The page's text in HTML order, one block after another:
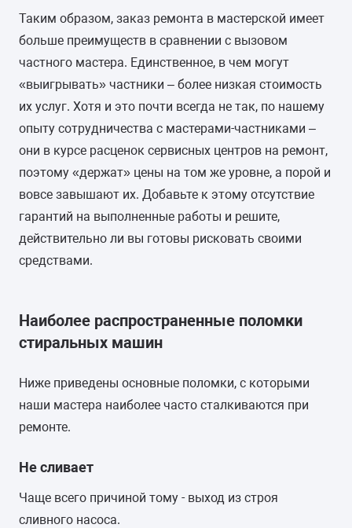
Таким образом, заказ ремонта в мастерской имеет
больше преимуществ в сравнении с вызовом
частного мастера. Единственное, в чем могут
«выигрывать» частники – более низкая стоимость
их услуг. Хотя и это почти всегда не так, по нашему
опыту сотрудничества с мастерами-частниками –
они в курсе расценок сервисных центров на ремонт,
поэтому «держат» цены на том же уровне, а порой и
вовсе завышают их. Добавьте к этому отсутствие
гарантий на выполненные работы и решите,
действительно ли вы готовы рисковать своими
средствами.
Наиболее распространенные поломки
стиральных машин
Ниже приведены основные поломки, с которыми
наши мастера наиболее часто сталкиваются при
ремонте.
Не сливает
Чаще всего причиной тому - выход из строя
сливного насоса.